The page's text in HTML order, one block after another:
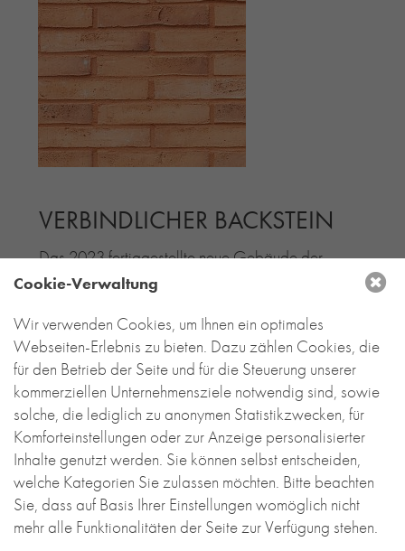
VERBINDLICHER BACKSTEIN
Das 2023 fertiggestellte neue Gebäude der
Leibniz-Universität Hannover wird von den
Instituten Psychologie und Erziehungswissenschaft
sowie von der Leibniz School of Education
genutzt. Prägend für den Entwurf war die
exponierte Lage des Grundstücks an der
Nahtstelle zwischen den Wohngebieten aus dem
19. Jahrhundert und dem Universitätscampus.
Damit fungiert der Neubau als „Tor“ zum
Campus. Gleichzeitig fügt er sich sensibel in sein
städtebauliches Umfeld ein, indem er hinsichtlich
seiner Form und des Fassadenmaterials zwischen
der detailreich strukturierten
Gründerzeitbebauung und dem offenen Campus
Cookie-Verwaltung
Wir verwenden Cookies, um Ihnen ein optimales
Webseiten-Erlebnis zu bieten. Dazu zählen Cookies, die
für den Betrieb der Seite und für die Steuerung unserer
kommerziellen Unternehmensziele notwendig sind, sowie
solche, die lediglich zu anonymen Statistikzwecken, für
Komforteinstellungen oder zur Anzeige personalisierter
Inhalte genutzt werden. Sie können selbst entscheiden,
welche Kategorien Sie zulassen möchten. Bitte beachten
Sie, dass auf Basis Ihrer Einstellungen womöglich nicht
mehr alle Funktionalitäten der Seite zur Verfügung stehen.